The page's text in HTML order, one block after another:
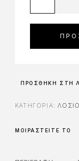
ΠΡΟΣΘΉΚΗ ΣΤΗ
ΚΑΤΗΓΟΡΊΑ:
ΜΟΙΡΑΣΤΕΊΤΕ ΤΟ